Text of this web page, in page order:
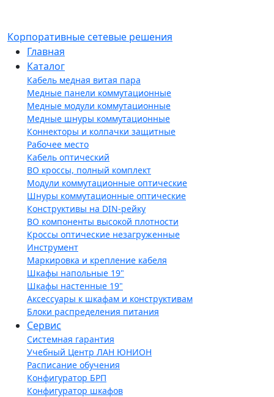
Корпоративные сетевые решения
Главная
Каталог
Кабель медная витая пара
Медные панели коммутационные
Медные модули коммутационные
Медные шнуры коммутационные
Коннекторы и колпачки защитные
Рабочее место
Кабель оптический
ВО кроссы, полный комплект
Модули коммутационные оптические
Шнуры коммутационные оптические
Конструктивы на DIN-рейку
ВО компоненты высокой плотности
Кроссы оптические незагруженные
Инструмент
Маркировка и крепление кабеля
Шкафы напольные 19"
Шкафы настенные 19"
Аксессуары к шкафам и конструктивам
Блоки распределения питания
Сервис
Системная гарантия
Учебный Центр ЛАН ЮНИОН
Расписание обучения
Конфигуратор БРП
Конфигуратор шкафов